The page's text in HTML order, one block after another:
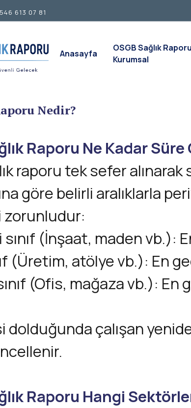
Nedir?
Raporu Ne Kadar
raporu tek sefer
göre belirli aralıklarla
(İnşaat, maden vb.):
(Üretim, atölye vb.): En
(Ofis, mağaza vb.): En
dolduğunda çalışan
Raporu Hangi
613 07 81
Anasayfa
OSGB Sağlık Raporu
Kurumsal